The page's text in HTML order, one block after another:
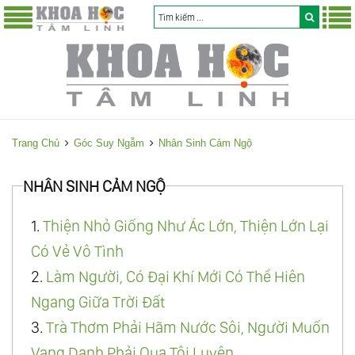
Trang Chủ Góc Suy Ngẫm Nhân Sinh Cảm Ngộ
NHÂN SINH CẢM NGỘ
1. Thiện Nhỏ Giống Như Ác Lớn, Thiện Lớn Lại
Có Vẻ Vô Tình
2. Làm Người, Có Đại Khí Mới Có Thể Hiên
Ngang Giữa Trời Đất
3. Trà Thơm Phải Hãm Nước Sôi, Người Muốn